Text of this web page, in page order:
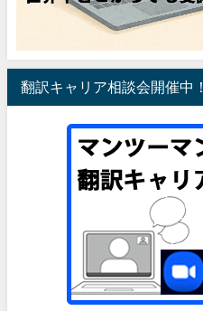
翻訳キャリア相談会開催中！